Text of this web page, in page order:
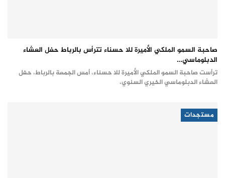
صاحبة السمو الملكي الأميرة للا حسناء تترأس بالرباط حفل العشاء
الدبلوماسي…
ترأست صاحبة السمو الملكي الأميرة للا حسناء، أمس الجمعة بالرباط، حفل
العشاء الدبلوماسي الخيري السنوي،
مستجدات